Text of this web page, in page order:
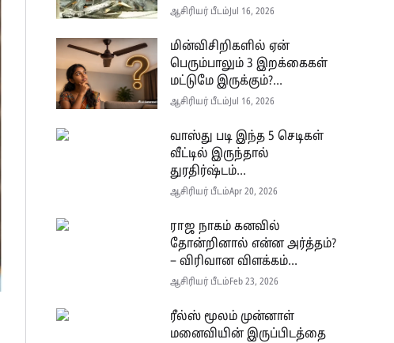
ஆசிரியர் பீடம் Jul 16, 2026
மின்விசிறிகளில் ஏன்
பெரும்பாலும் 3 இறக்கைகள்
மட்டுமே இருக்கும்?...
ஆசிரியர் பீடம் Jul 16, 2026
வாஸ்து படி இந்த 5 செடிகள்
வீட்டில் இருந்தால்
துரதிர்ஷ்டம்...
ஆசிரியர் பீடம்Apr 20, 2026
ராஜ நாகம் கனவில்
தோன்றினால் என்ன அர்த்தம்?
– விரிவான விளக்கம்...
ஆசிரியர் பீடம்Feb 23, 2026
ரீல்ஸ் மூலம் முன்னாள்
மனைவியின் இருப்பிடத்தை